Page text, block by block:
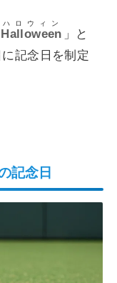
Halloween
ハロウィン
」と
記念日を制定
記念日